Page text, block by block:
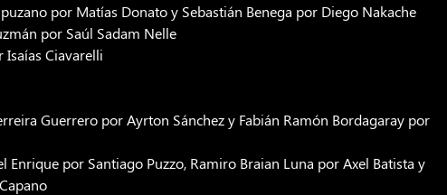
por Matías Donato y Sebastián Benega por Diego Nakache
por Saúl Sadam Nelle
Isaías Ciavarelli
Guerrero por Ayrton Sánchez y Fabián Ramón Bordagaray por
Enrique por Santiago Puzzo, Ramiro Braian Luna por Axel Batista y